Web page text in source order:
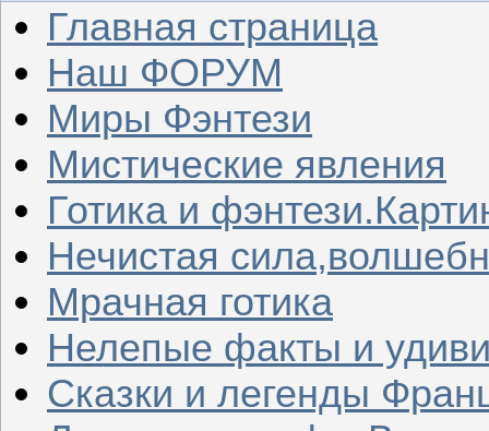
Главная страница
Наш ФОРУМ
Миры Фэнтези
Мистические явления
Готика и
Нечистая
Мрачная готика
Нелепые факты и
Сказки и легенды